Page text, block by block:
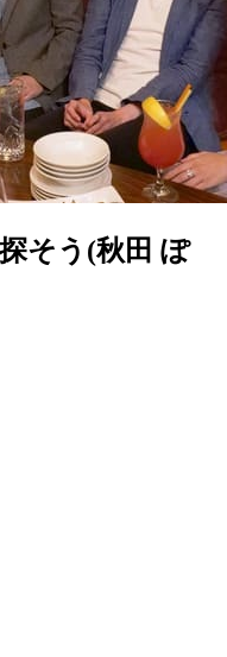
そう(秋田 ぽ